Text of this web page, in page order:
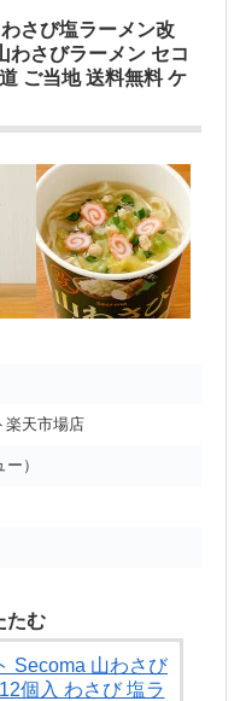
さび塩ラーメン改
わさびラーメン セコ
ご当地 送料無料 ケ
楽天市場店
）
たむ
Secoma 山わさび
個入 わさび 塩ラ